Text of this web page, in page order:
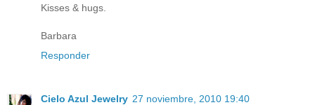
Kisses & hugs.
Barbara
Responder
Cielo Azul Jewelry 27 noviembre, 2010 19:40